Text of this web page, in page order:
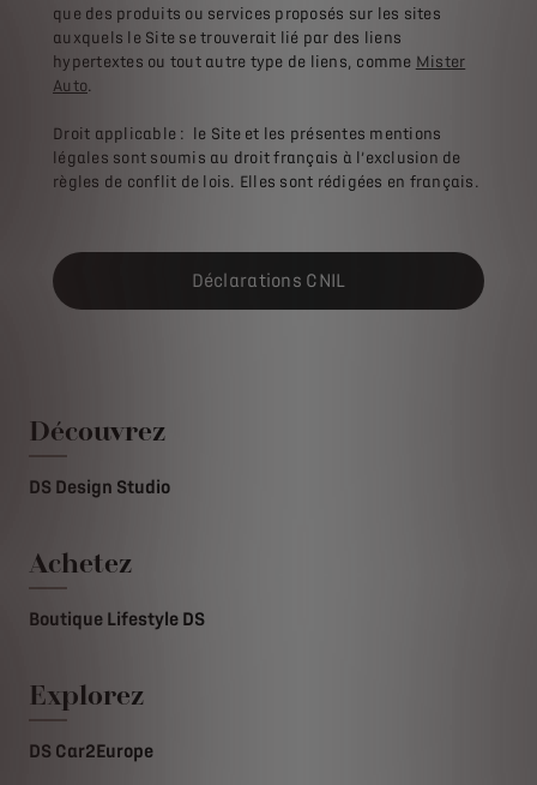
que des produits ou services proposés sur les sites
auxquels le Site se trouverait lié par des liens
hypertextes ou tout autre type de liens, comme Mister
Auto.
Droit applicable : le Site et les présentes mentions
légales sont soumis au droit français à l’exclusion de
règles de conflit de lois. Elles sont rédigées en français.
Déclarations CNIL
Découvrez
DS Design Studio
Achetez
Boutique Lifestyle DS
Explorez
DS Car2Europe